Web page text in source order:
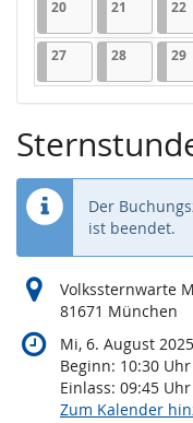
2020.04.2026
1 Veranstaltung
21 21.04.2026
1 22
2727.04.2026
1 Veranstaltung
2828.04.2026
1 29
Der
ist beendet.
Volkssternwarte
81671 München
Mi, 6. August 2025
Beginn: 10:30 Uhr
Einlass: 09:45 Uhr
Zum Kalender